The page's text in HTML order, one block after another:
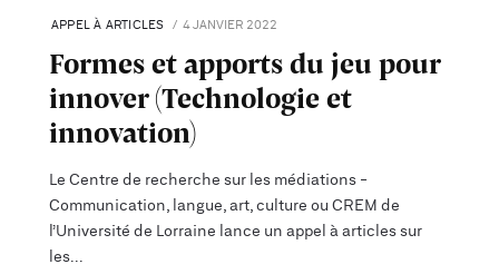
APPEL À ARTICLES 4 JANVIER 2022
Formes et apports du jeu pour
innover (Technologie et
innovation)
Le Centre de recherche sur les médiations -
Communication, langue, art, culture ou CREM de
l’Université de Lorraine lance un appel à articles sur
les